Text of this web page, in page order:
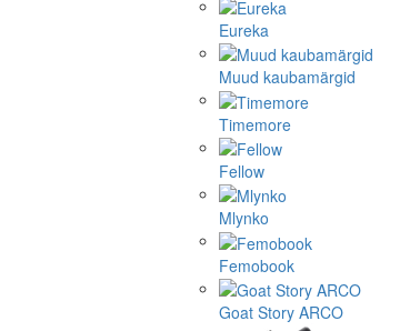
Eureka
Muud kaubamärgid
Timemore
Fellow
Mlynko
Femobook
Goat Story ARCO